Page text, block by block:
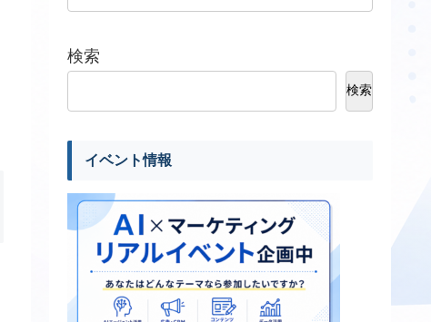
検索
検索
イベント情報